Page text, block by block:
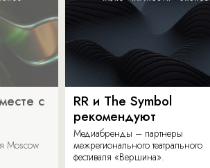
с
Moscow
RR и The Symbol
рекомендуют
Медиабренды – партнеры
межрегионального театрального
фестиваля «Вершина».